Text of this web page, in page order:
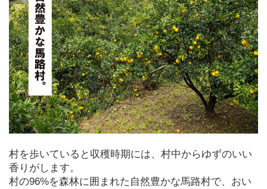
村を歩いていると収穫時期には、村中からゆずのいい
香りがします。
村の96%を森林に囲まれた自然豊かな馬路村で、おい